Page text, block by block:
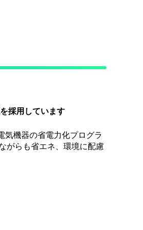
採用しています
気機器の省電力化プログラ
がらも省エネ、環境に配慮